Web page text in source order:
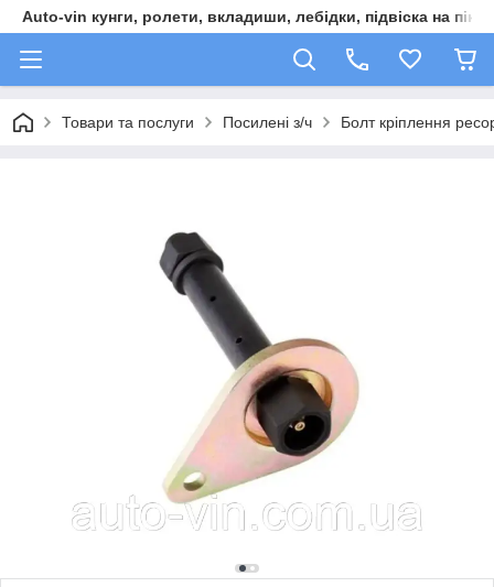
Auto-vin кунги, ролети, вкладиши, лебідки, підвіска на пікап
Товари та послуги Посилені з/ч Болт кріплення